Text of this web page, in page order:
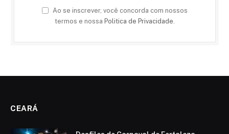
Ao se inscrever, você concorda com nossos
termos e nossa Politica de Privacidade
CEARÁ